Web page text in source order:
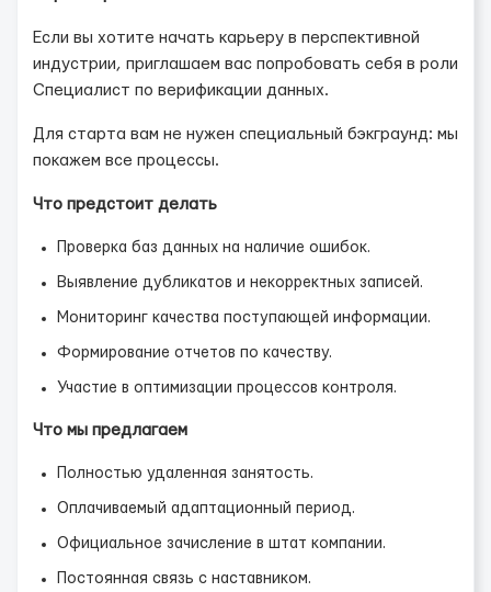
Если вы хотите начать карьеру в перспективной
индустрии, приглашаем вас попробовать себя в роли
Специалист по верификации данных.
Для старта вам не нужен специальный бэкграунд: мы
покажем все процессы.
Что предстоит делать
Проверка баз данных на наличие ошибок.
Выявление дубликатов и некорректных записей.
Мониторинг качества поступающей информации.
Формирование отчетов по качеству.
Участие в оптимизации процессов контроля.
Что мы предлагаем
Полностью удаленная занятость.
Оплачиваемый адаптационный период.
Официальное зачисление в штат компании.
Постоянная связь с наставником.